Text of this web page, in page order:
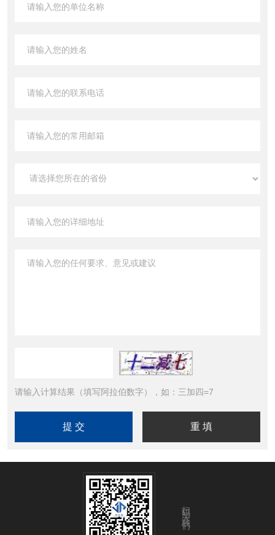
请输入计算结果（填写阿拉伯数字），如：三加四=7
扫码关注我们